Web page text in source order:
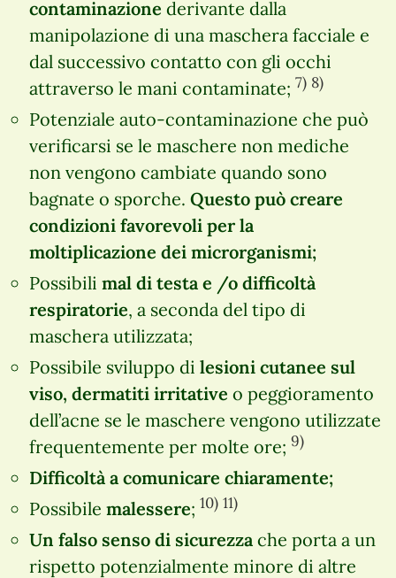
contaminazione derivante dalla
manipolazione di una maschera facciale e
dal successivo contatto con gli occhi
attraverso le mani contaminate; 7) 8)
Potenziale auto-contaminazione che può
verificarsi se le maschere non mediche
non vengono cambiate quando sono
bagnate o sporche. Questo può creare
condizioni favorevoli per la
moltiplicazione dei microrganismi;
Possibili mal di testa e /o difficoltà
respiratorie, a seconda del tipo di
maschera utilizzata;
Possibile sviluppo di lesioni cutanee sul
viso, dermatiti irritative o peggioramento
dell’acne se le maschere vengono utilizzate
frequentemente per molte ore; 9)
Difficoltà a comunicare chiaramente;
Possibile malessere; 10) 11)
Un falso senso di sicurezzache porta a un
rispetto potenzialmente minore di altre